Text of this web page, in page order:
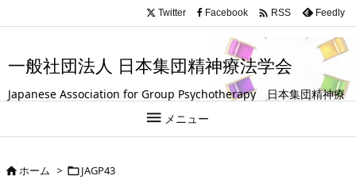
.entry-title, #front-page-title { text-align: left; }
一般社団法人 日本集団精神療法学会
Japanese Association for Group Psychotherapy 日本集団精神療
法学会は、グループ（集団）を活用して人の成長や回復を支援する
試みを探求している学会です。
 メニュー
Twitter Facebook  RSS Feedly
ホーム > JAGP43